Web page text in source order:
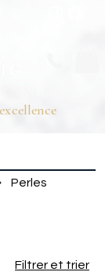
Perles
Filtrer et trier